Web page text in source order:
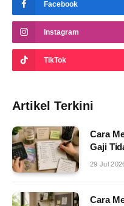
Facebook
Instagram
TikTok
Artikel Terkini
Cara
Gaji
29 Jul
Cara